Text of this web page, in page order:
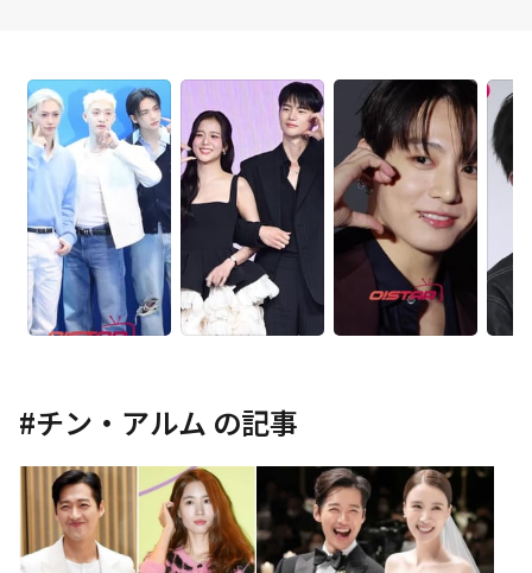
#チン・アルム の記事